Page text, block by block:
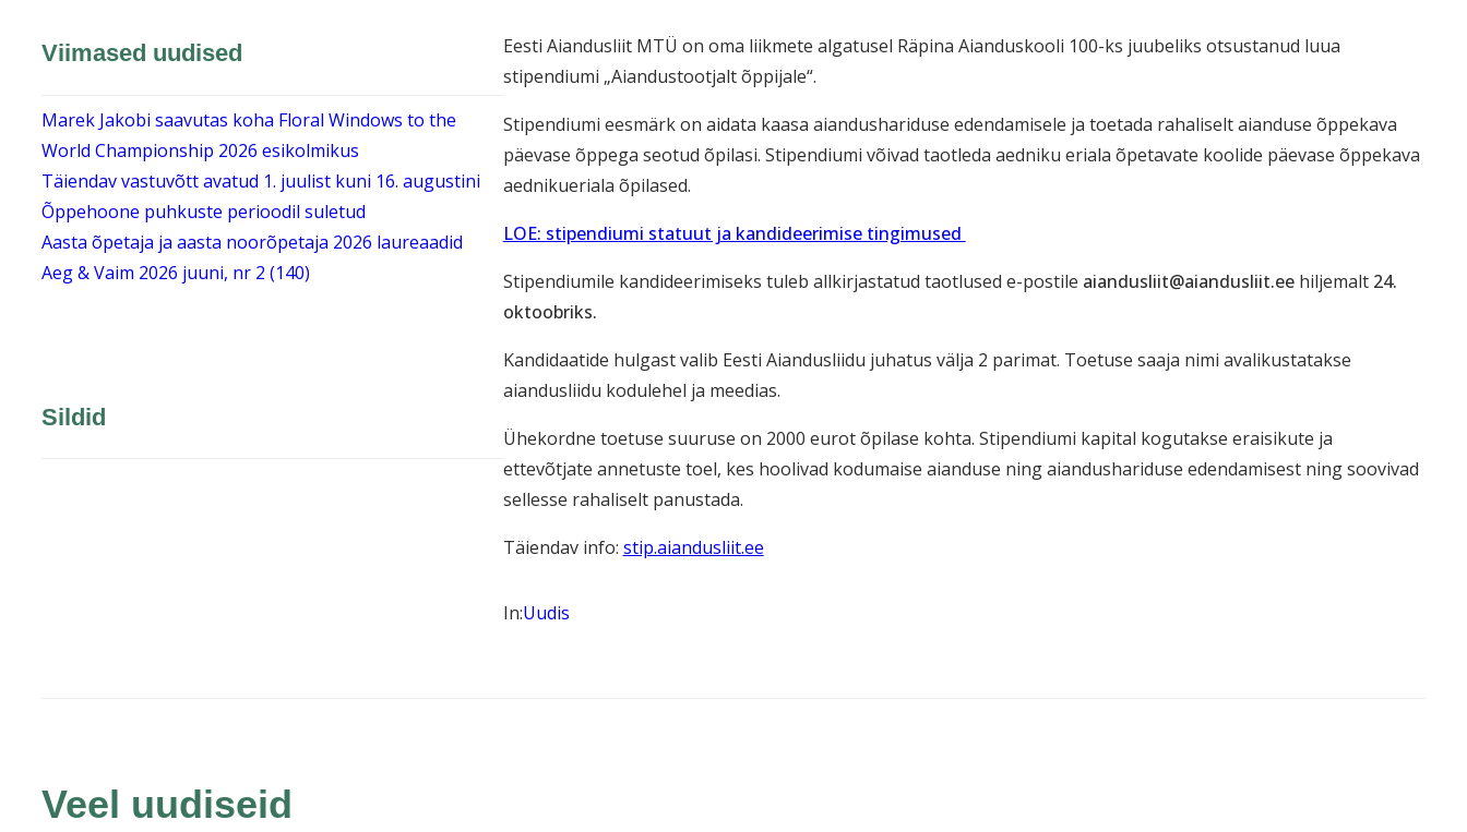
Viimased uudised
Marek Jakobi saavutas koha Floral Windows to the
World Championship 2026 esikolmikus
Täiendav vastuvõtt avatud 1. juulist kuni 16. augustini
Õppehoone puhkuste perioodil suletud
Aasta õpetaja ja aasta noorõpetaja 2026 laureaadid
Aeg & Vaim 2026 juuni, nr 2 (140)
Sildid
Eesti Aiandusliit MTÜ on oma liikmete algatusel Räpina Aianduskooli 100-ks juubeliks otsustanud luua
stipendiumi „Aiandustootjalt õppijale“.
Stipendiumi eesmärk on aidata kaasa aiandushariduse edendamisele ja toetada rahaliselt aianduse õppekava
päevase õppega seotud õpilasi. Stipendiumi võivad taotleda aedniku eriala õpetavate koolide päevase õppekava
aednikueriala õpilased.
LOE: stipendiumi statuut ja kandideerimise tingimused
Stipendiumile kandideerimiseks tuleb allkirjastatud taotlused e-postile aiandusliit@aiandusliit.eehiljemalt 24.
oktoobriks.
Kandidaatide hulgast valib Eesti Aiandusliidu juhatus välja 2 parimat. Toetuse saaja nimi avalikustatakse
aiandusliidu kodulehel ja meedias.
Ühekordne toetuse suuruse on 2000 eurot õpilase kohta. Stipendiumi kapital kogutakse eraisikute ja
ettevõtjate annetuste toel, kes hoolivad kodumaise aianduse ning aiandushariduse edendamisest ning soovivad
sellesse rahaliselt panustada.
Täiendav info: stip.aiandusliit.ee
In:Uudis
Veel uudiseid